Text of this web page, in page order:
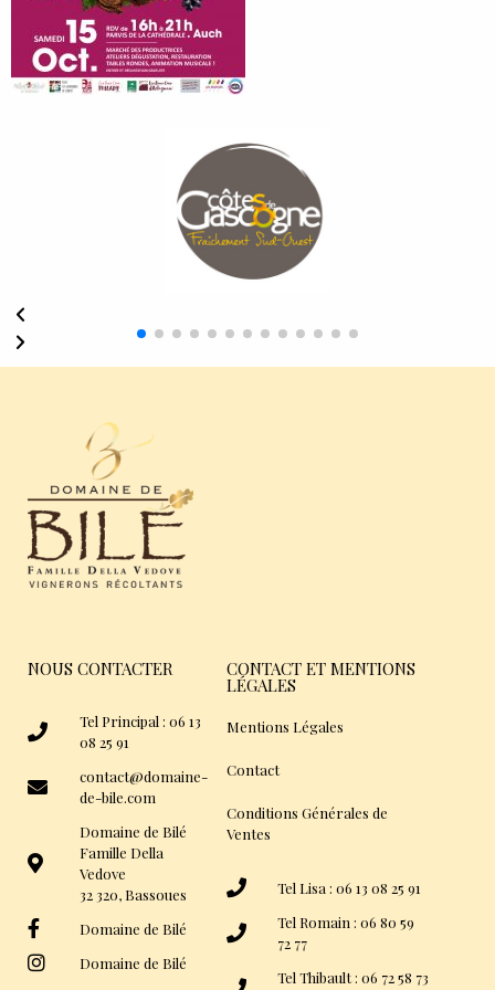
NOUS CONTACTER
Tel Principal : 06 13
08 25 91
contact@domaine-
de-bile.com
Domaine de Bilé
Famille Della
Vedove
32 320, Bassoues
Domaine de Bilé
Domaine de Bilé
CONTACT ET MENTIONS
LÉGALES
Mentions Légales
Contact
Conditions Générales de
Ventes
Tel Lisa : 06 13 08 25 91
Tel Romain : 06 80 59
72 77
Tel Thibault : 06 72 58 73